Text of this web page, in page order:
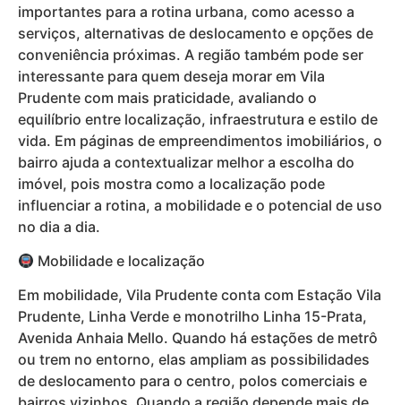
importantes para a rotina urbana, como acesso a
serviços, alternativas de deslocamento e opções de
conveniência próximas. A região também pode ser
interessante para quem deseja morar em Vila
Prudente com mais praticidade, avaliando o
equilíbrio entre localização, infraestrutura e estilo de
vida. Em páginas de empreendimentos imobiliários, o
bairro ajuda a contextualizar melhor a escolha do
imóvel, pois mostra como a localização pode
influenciar a rotina, a mobilidade e o potencial de uso
no dia a dia.
Mobilidade e localização
Em mobilidade, Vila Prudente conta com Estação Vila
Prudente, Linha Verde e monotrilho Linha 15-Prata,
Avenida Anhaia Mello. Quando há estações de metrô
ou trem no entorno, elas ampliam as possibilidades
de deslocamento para o centro, polos comerciais e